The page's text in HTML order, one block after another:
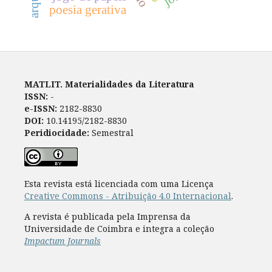
poesia gerativa
MATLIT. Materialidades da Literatura
ISSN: -
e-ISSN: 2182-8830
DOI: 10.14195/2182-8830
Peridiocidade: Semestral
Esta revista está licenciada com uma Licença
Creative Commons - Atribuição 4.0 Internacional.
A revista é publicada pela Imprensa da
Universidade de Coimbra e integra a coleção
Impactum Journals